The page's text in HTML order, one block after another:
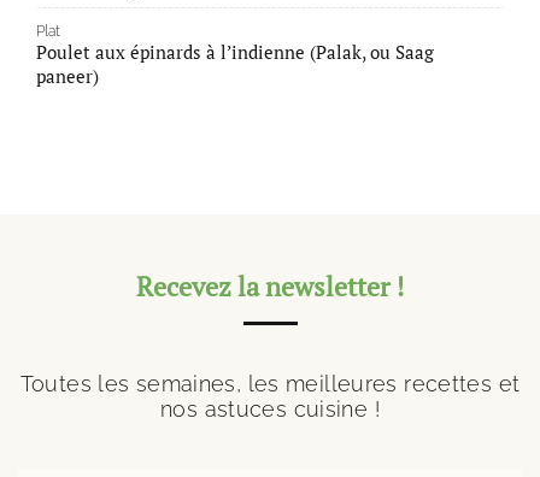
Plat
Poulet aux épinards à l’indienne (Palak, ou Saag
paneer)
Recevez la newsletter !
Toutes les semaines, les meilleures recettes et
nos astuces cuisine !